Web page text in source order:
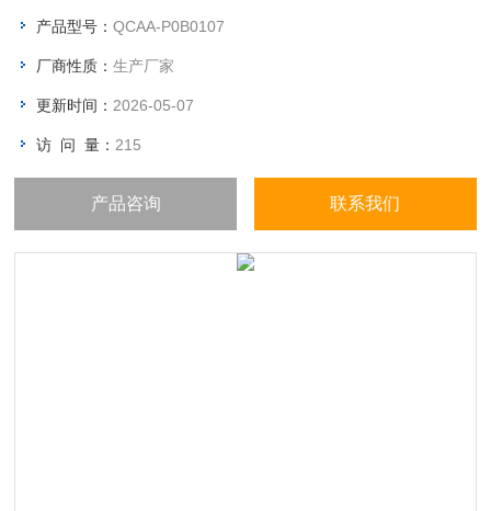
产品型号：QCAA-P0B0107
厂商性质：生产厂家
更新时间： 2026-05-07
访 问 量： 215
产品咨询 联系我们